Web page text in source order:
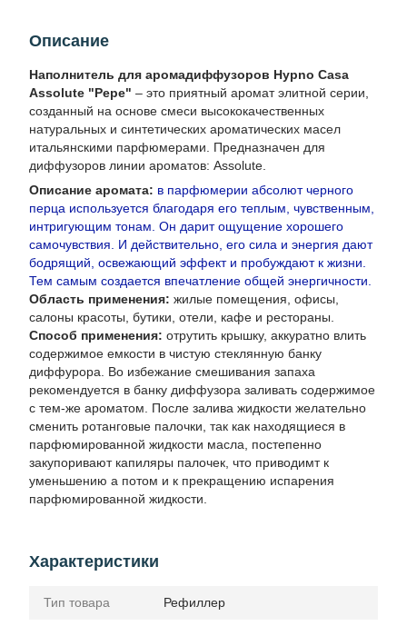
Описание
Наполнитель для аромадиффузоров Hypno Casa
Assolute "Pepe" – это приятный аромат элитной серии,
созданный на основе смеси высококачественных
натуральных и синтетических ароматических масел
итальянскими парфюмерами. Предназначен для
диффузоров линии ароматов: Assolute.
Описание аромата: в парфюмерии абсолют черного
перца используется благодаря его теплым, чувственным,
интригующим тонам. Он дарит ощущение хорошего
самочувствия. И действительно, его сила и энергия дают
бодрящий, освежающий эффект и пробуждают к жизни.
Тем самым создается впечатление общей энергичности.
Область применения: жилые помещения, офисы,
салоны красоты, бутики, отели, кафе и рестораны.
Способ применения: отрутить крышку, аккуратно влить
содержимое емкости в чистую стеклянную банку
диффурора. Во избежание смешивания запаха
рекомендуется в банку диффузора заливать содержимое
с тем-же ароматом. После залива жидкости желательно
сменить ротанговые палочки, так как находящиеся в
парфюмированной жидкости масла, постепенно
закупоривают капиляры палочек, что приводимт к
уменьшению а потом и к прекращению испарения
парфюмированной жидкости.
Характеристики
Тип товара Рефиллер